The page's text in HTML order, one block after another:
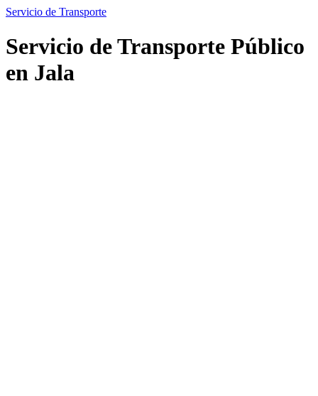
Servicio de Transporte
Servicio de Transporte Público
en Jala